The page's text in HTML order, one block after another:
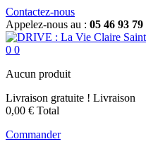
Contactez-nous
Appelez-nous au : 05 46 93 79
0 0
Aucun produit
Livraison gratuite ! Livraison
0,00 € Total
Commander